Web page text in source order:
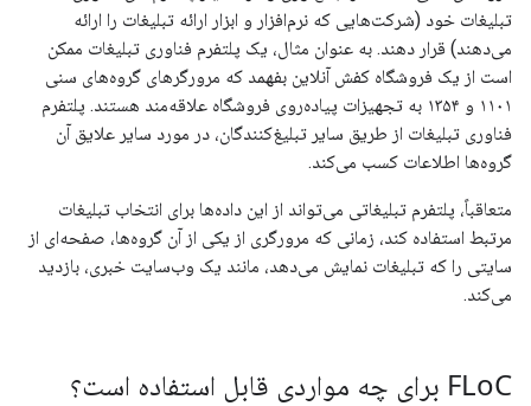
تبلیغات خود (شرکت‌هایی که نرم‌افزار و ابزار ارائه تبلیغات را ارائه
می‌دهند) قرار دهند. به عنوان مثال، یک پلتفرم فناوری تبلیغات ممکن
است از یک فروشگاه کفش آنلاین بفهمد که مرورگرهای گروه‌های سنی
۱۱۰۱ و ۱۳۵۴ به تجهیزات پیاده‌روی فروشگاه علاقه‌مند هستند. پلتفرم
فناوری تبلیغات از طریق سایر تبلیغ‌کنندگان، در مورد سایر علایق آن
گروه‌ها اطلاعات کسب می‌کند.
متعاقباً، پلتفرم تبلیغاتی می‌تواند از این داده‌ها برای انتخاب تبلیغات
مرتبط استفاده کند، زمانی که مرورگری از یکی از آن گروه‌ها، صفحه‌ای از
سایتی را که تبلیغات نمایش می‌دهد، مانند یک وب‌سایت خبری، بازدید
می‌کند.
FLoC برای چه مواردی قابل استفاده است؟